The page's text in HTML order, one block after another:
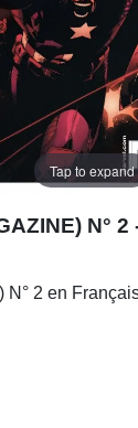
Tap to expand
N° 2
N° 2 en